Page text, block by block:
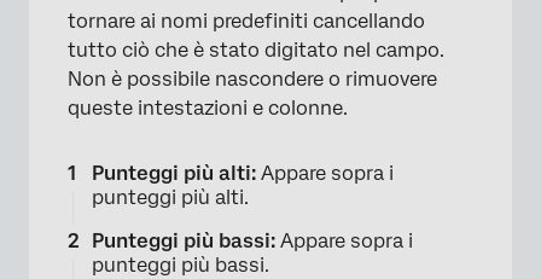
tornare ai nomi predefiniti cancellando
tutto ciò che è stato digitato nel campo.
Non è possibile nascondere o rimuovere
queste intestazioni e colonne.
Punteggi più alti: Appare sopra i
punteggi più alti.
Punteggi più bassi: Appare sopra i
punteggi più bassi.